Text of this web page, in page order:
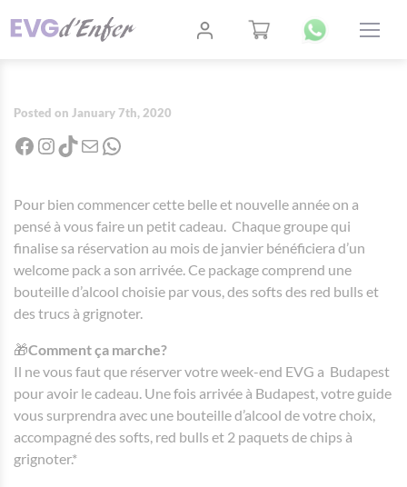
Posted on January 7th, 2020
Facebook
Instagram
TikTok
MailWhatsApp
Pour bien commencer cette belle et nouvelle année on a
pensé à vous faire un petit cadeau. Chaque groupe qui
finalise sa réservation au mois de janvier bénéficiera d’un
welcome pack a son arrivée. Ce package comprend une
bouteille d’alcool choisie par vous, des softs des red bulls et
des trucs à grignoter.
🎁Comment ça marche?
Il ne vous faut que réserver votre week-end EVG a Budapest
pour avoir le cadeau. Une fois arrivée à Budapest, votre guide
vous surprendra avec une bouteille d’alcool de votre choix,
accompagné des softs, red bulls et 2 paquets de chips à
grignoter.*